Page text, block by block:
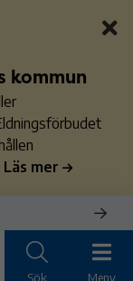
kommun
Läs mer
Sök Meny